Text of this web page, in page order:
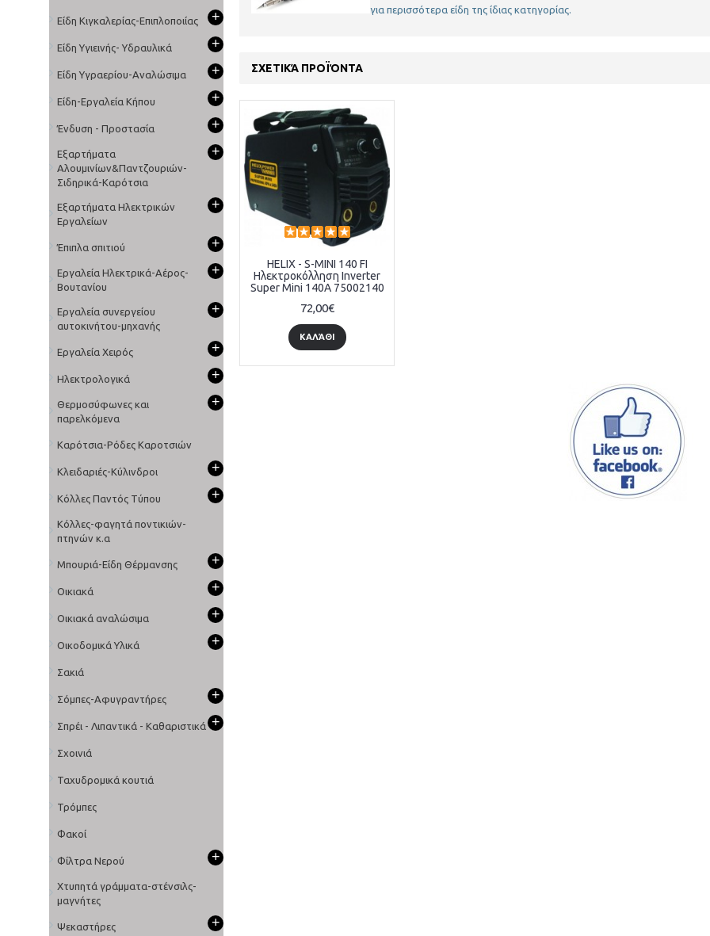
Είδη Κιγκαλερίας-Επιπλοποιίας +
Είδη Υγιεινής- Υδραυλικά +
Είδη Υγραερίου-Αναλώσιμα +
Είδη-Εργαλεία Κήπου +
Ένδυση - Προστασία +
Εξαρτήματα
Αλουμινίων&Παντζουριών-
Σιδηρικά-Καρότσια
+
Εξαρτήματα Ηλεκτρικών
Εργαλείων
+
Έπιπλα σπιτιού +
Εργαλεία Ηλεκτρικά-Αέρος-
Βουτανίου
+
Εργαλεία συνεργείου
αυτοκινήτου-μηχανής
+
Εργαλεία Χειρός +
Ηλεκτρολογικά +
Θερμοσύφωνες και
παρελκόμενα
+
Καρότσια-Ρόδες Καροτσιών
Κλειδαριές-Κύλινδροι +
Κόλλες Παντός Τύπου +
Κόλλες-φαγητά ποντικιών-
πτηνών κ.α
Μπουριά-Είδη Θέρμανσης +
Οικιακά +
Οικιακά αναλώσιμα +
Οικοδομικά Υλικά +
Σακιά
Σόμπες-Αφυγραντήρες +
Σπρέι - Λιπαντικά - Καθαριστικά +
Σχοινιά
Ταχυδρομικά κουτιά
Τρόμπες
Φακοί
Φίλτρα Νερού +
Χτυπητά γράμματα-στένσιλς-
μαγνήτες
Ψεκαστήρες +
για περισσότερα είδη της ίδιας κατηγορίας.
ΣΧΕΤΙΚΆ ΠΡΟΪΌΝΤΑ
HELIX - S-MINI 140 FI
Ηλεκτροκόλληση Inverter
Super Mini 140Α 75002140
72,00€
ΚΑΛΆΘΙ